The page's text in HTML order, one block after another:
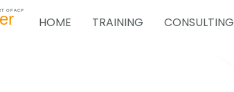
HOME TRAINING CONSULTING